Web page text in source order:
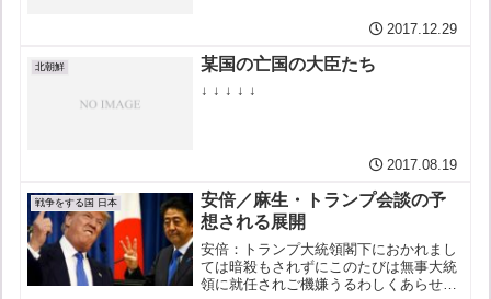
2017.12.29
北朝鮮 某国の亡国の大臣たち
↓ ↓ ↓ ↓ ↓
2017.08.19
戦争をする国 日本
安倍／麻生・トランプ会談の予
想される展開
安倍：トランプ大統領閣下におかれまし
ては暗殺もされずにこのたびは無事大統
領に就任されご機嫌うるわしくあらせら